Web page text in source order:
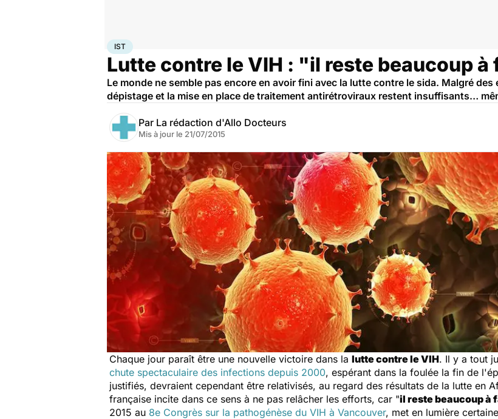
AccueilSanté
IST
Lutte contre le VIH : "il reste beaucoup à
Le monde ne semble pas encore en avoir fini avec la lutte contre le sida. Malgré
dépistage et la mise en place de traitement antirétroviraux restent insuffisants…
Par La rédaction d'Allo Docteurs
Mis à jour le 21/07/2015
Chaque jour paraît être une nouvelle victoire dans la lutte contre le VIH. Il y a tout
chute spectaculaire des infections depuis 2000, espérant dans la foulée la fin de
justifiés, devraient cependant être relativisés, au regard des résultats de la lutte en
française incite dans ce sens à ne pas relâcher les efforts, car "il reste beaucoup à
2015 au 8e Congrès sur la pathogénèse du VIH à Vancouver, met en lumière